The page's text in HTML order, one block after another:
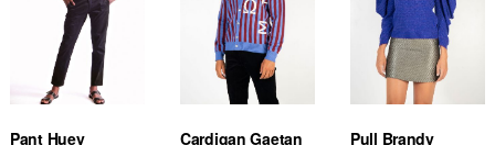
Pant Huey
Cardigan Gaetan
Pull Brandy